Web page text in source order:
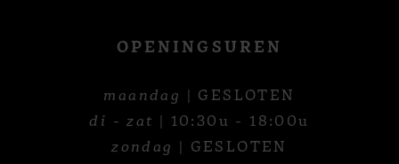
OPENINGSUREN
maandag | GESLOTEN
di - zat | 10:30u - 18:00u
zondag | GESLOTEN